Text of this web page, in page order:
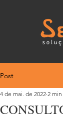
Post
4 de mai. de 2022 2